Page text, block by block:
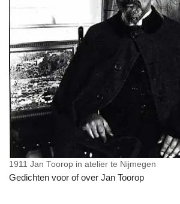
1911 Jan Toorop in atelier te Nijmegen
Gedichten voor of over Jan Toorop